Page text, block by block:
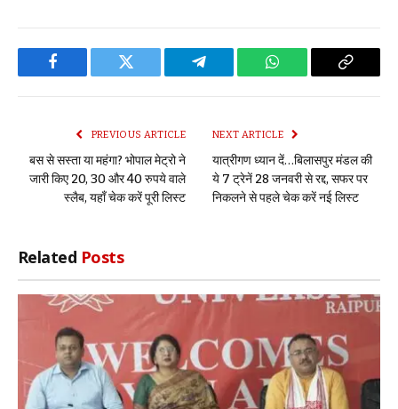
Facebook Twitter Telegram WhatsApp Copy
PREVIOUS ARTICLE
बस से सस्ता या महंगा? भोपाल मेट्रो ने
जारी किए 20, 30 और 40 रुपये वाले
स्लैब, यहाँ चेक करें पूरी लिस्ट
NEXT ARTICLE
यात्रीगण ध्यान दें…बिलासपुर मंडल की
ये 7 ट्रेनें 28 जनवरी से रद्द, सफर पर
निकलने से पहले चेक करें नई लिस्ट
Related Posts